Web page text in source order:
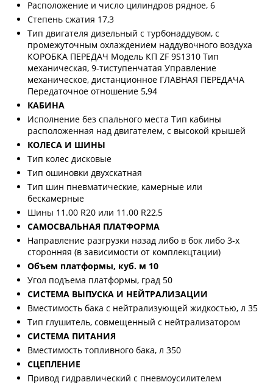
Расположение и число цилиндров рядное, 6
Степень сжатия 17,3
Тип двигателя дизельный с турбонаддувом, с
промежуточным охлаждением наддувочного воздуха
КОРОБКА ПЕРЕДАЧ Модель КП ZF 9S1310 Тип
механическая, 9-тиступенчатая Управление
механическое, дистанционное ГЛАВНАЯ ПЕРЕДАЧА
Передаточное отношение 5,94
КАБИНА
Исполнение без спального места Тип кабины
расположенная над двигателем, с высокой крышей
КОЛЕСА И ШИНЫ
Тип колес дисковые
Тип ошиновки двухскатная
Тип шин пневматические, камерные или
бескамерные
Шины 11.00 R20 или 11.00 R22,5
САМОСВАЛЬНАЯ ПЛАТФОРМА
Направление разгрузки назад либо в бок либо 3-х
сторонняя (в зависимости от комплекцтации)
Объем платформы, куб. м 10
Угол подъема платформы, град 50
СИСТЕМА ВЫПУСКА И НЕЙТРАЛИЗАЦИИ
Вместимость бака с нейтрализующей жидкостью, л 35
Тип глушитель, совмещенный с нейтрализатором
СИСТЕМА ПИТАНИЯ
Вместимость топливного бака, л 350
СЦЕПЛЕНИЕ
Привод гидравлический с пневмоусилителем